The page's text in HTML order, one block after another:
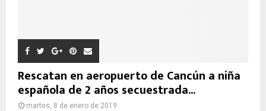
Rescatan en aeropuerto de Cancún a niña
española de 2 años secuestrada...
martes, 8 de enero de 2019